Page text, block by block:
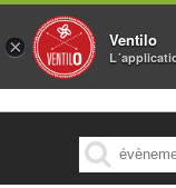
MENU
× Ventilo